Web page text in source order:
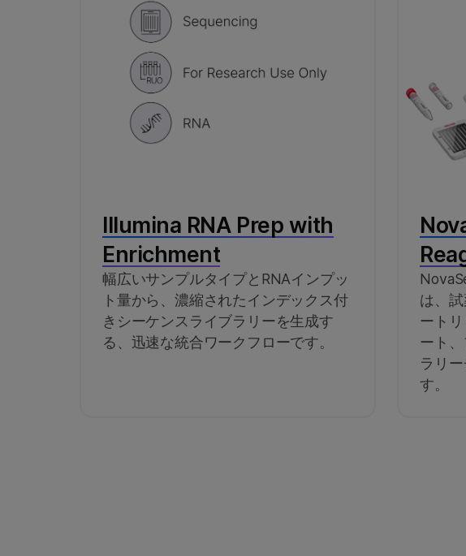
Illumina RNA Prep with
Enrichment
幅広いサンプルタイプとRNAインプッ
ト量から、濃縮されたインデックス付
きシーケンスライブラリーを生成す
る、迅速な統合ワークフローです。
は、
ート
ート
ラリ
す。